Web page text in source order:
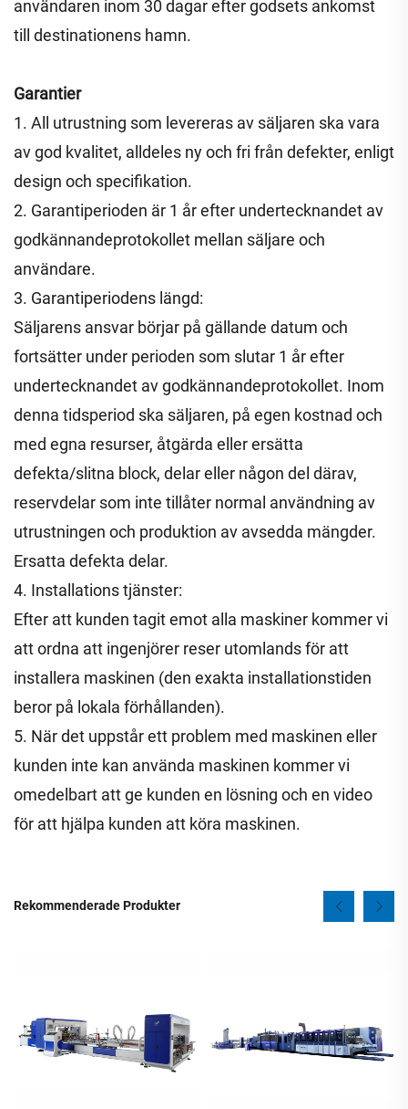
användaren inom 30 dagar efter godsets ankomst
till destinationens hamn.
Garantier
1. All utrustning som levereras av säljaren ska vara
av god kvalitet, alldeles ny och fri från defekter, enligt
design och specifikation.
2. Garantiperioden är 1 år efter undertecknandet av
godkännandeprotokollet mellan säljare och
användare.
3. Garantiperiodens längd:
Säljarens ansvar börjar på gällande datum och
fortsätter under perioden som slutar 1 år efter
undertecknandet av godkännandeprotokollet. Inom
denna tidsperiod ska säljaren, på egen kostnad och
med egna resurser, åtgärda eller ersätta
defekta/slitna block, delar eller någon del därav,
reservdelar som inte tillåter normal användning av
utrustningen och produktion av avsedda mängder.
Ersatta defekta delar.
4. Installations tjänster:
Efter att kunden tagit emot alla maskiner kommer vi
att ordna att ingenjörer reser utomlands för att
installera maskinen (den exakta installationstiden
beror på lokala förhållanden).
5. När det uppstår ett problem med maskinen eller
kunden inte kan använda maskinen kommer vi
omedelbart att ge kunden en lösning och en video
för att hjälpa kunden att köra maskinen.
Rekommenderade Produkter